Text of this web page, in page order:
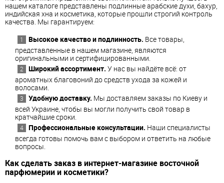
нашем каталоге представлены подлинные арабские духи, бахур,
индийская хна и косметика, которые прошли строгий контроль
качества. Мы гарантируем:
Высокое качество и подлинность. Все товары,
представленные в нашем магазине, являются
оригинальными и сертифицированными.
Широкий ассортимент. У нас вы найдёте всё: от
ароматных благовоний до средств ухода за кожей и
волосами.
Удобную доставку. Мы доставляем заказы по Киеву и
всей Украине, чтобы вы могли получить свой товар в
кратчайшие сроки.
Профессиональные консультации. Наши специалисты
всегда готовы помочь вам с выбором и ответить на любые
вопросы.
Как сделать заказ в интернет-магазине восточной
парфюмерии и косметики?